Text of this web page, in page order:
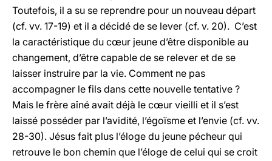
Toutefois, il a su se reprendre pour un nouveau départ
(cf. vv. 17-19) et il a décidé de se lever (cf. v. 20). C’est
la caractéristique du cœur jeune d’être disponible au
changement, d’être capable de se relever et de se
laisser instruire par la vie. Comment ne pas
accompagner le fils dans cette nouvelle tentative ?
Mais le frère aîné avait déjà le cœur vieilli et il s’est
laissé posséder par l’avidité, l’égoïsme et l’envie (cf. vv.
28-30). Jésus fait plus l’éloge du jeune pécheur qui
retrouve le bon chemin que l’éloge de celui qui se croit